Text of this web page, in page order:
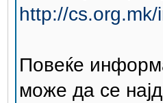
http://
Повеќе
може да се